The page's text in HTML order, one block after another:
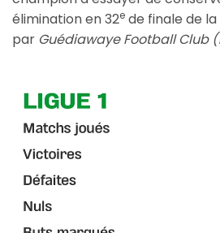
élimination en 32e de finale de
par Guédiawaye Football Club